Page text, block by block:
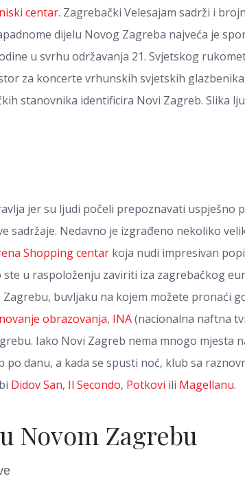
centar. Zagrebački Velesajam sadrži i
dijelu Novog Zagreba najveća je
u svrhu održavanja 21. Svjetskog
za koncerte vrhunskih svjetskih
stanovnika identificira Novi Zagreb. Slika
jer su ljudi počeli prepoznavati uspješno
Nedavno je izgrađeno nekoliko
Shopping centar koja nudi impresivan
u raspoloženju zaviriti iza zagrebačkog
buvljaku na kojem možete pronaći
obrazovanja, INA(nacionalna naftna
Iako Novi Zagreb nema mnogo mjesta
danu, a kada se spusti noć, klub sa
Didov San, Il Secondo, Potkovi ili Magellanu.
Novom Zagrebu